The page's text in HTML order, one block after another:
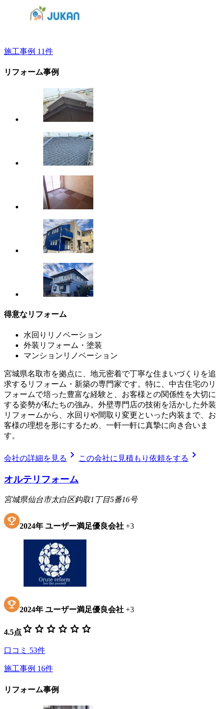
施工事例 11件
リフォーム事例
得意なリフォーム
水回りリノベーション
外装リフォーム・塗装
マンションリノベーション
宮城県名取市を拠点に、地元密着で丁寧な住まいづくりを追
求するリフォーム・新築の専門家です。特に、中古住宅のリ
フォームで培った豊富な経験と、お客様との関係性を大切に
する姿勢が私たちの強み。外壁専門店の技術を活かした外装
リフォームから、水回りや間取り変更といった内装まで、お
客様の理想を形にするため、一軒一軒に真摯に向き合いま
す。
会社の詳細を見る chevron_right この会社に見積もり依頼をする chevron_right
オルテリフォーム
宮城県仙台市太白区鈎取1丁目5番16号
2024年 ユーザー満足優良会社 +3
2024年 ユーザー満足優良会社 +3
4.5点 star star star star star star
口コミ 53件
施工事例 16件
リフォーム事例